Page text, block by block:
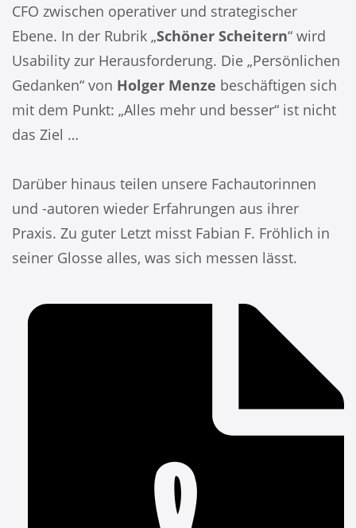
CFO zwischen operativer und strategischer
Ebene. In der Rubrik „Schöner Scheitern“ wird
Usability zur Herausforderung. Die „Persönlichen
Gedanken“ von Holger Menze beschäftigen sich
mit dem Punkt: „Alles mehr und besser“ ist nicht
das Ziel …
Darüber hinaus teilen unsere Fachautorinnen
und -autoren wieder Erfahrungen aus ihrer
Praxis. Zu guter Letzt misst Fabian F. Fröhlich in
seiner Glosse alles, was sich messen lässt.